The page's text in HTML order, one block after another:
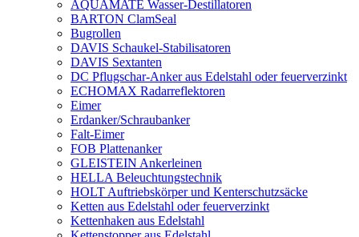
AQUAMATE Wasser-Destillatoren
BARTON ClamSeal
Bugrollen
DAVIS Schaukel-Stabilisatoren
DAVIS Sextanten
DC Pflugschar-Anker aus Edelstahl oder feuerverzinkt
ECHOMAX Radarreflektoren
Eimer
Erdanker/Schraubanker
Falt-Eimer
FOB Plattenanker
GLEISTEIN Ankerleinen
HELLA Beleuchtungstechnik
HOLT Auftriebskörper und Kenterschutzsäcke
Ketten aus Edelstahl oder feuerverzinkt
Kettenhaken aus Edelstahl